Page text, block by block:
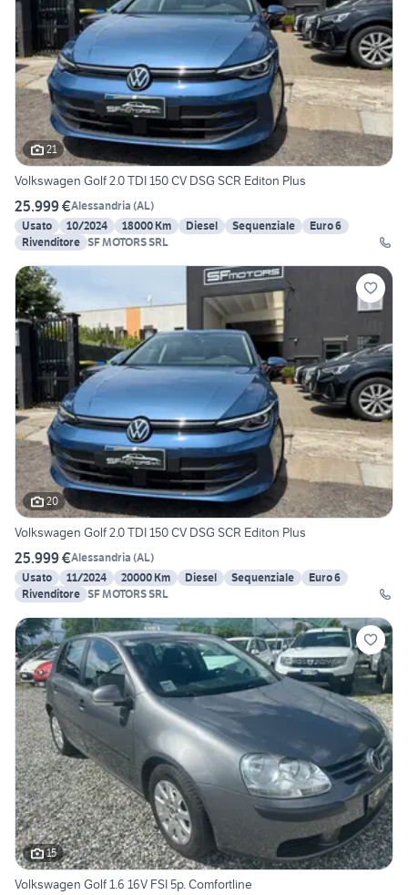
21
Volkswagen Golf 2.0 TDI 150 CV DSG SCR Editon Plus
25.999 €Alessandria (AL)
Usato
10/2024 18000 Km Diesel Sequenziale
Euro 6
Rivenditore SF MOTORS SRL
20
Volkswagen Golf 2.0 TDI 150 CV DSG SCR Editon Plus
25.999 €Alessandria (AL)
Usato
11/2024 20000 Km Diesel Sequenziale
Euro 6
Rivenditore SF MOTORS SRL
15
Volkswagen Golf 1.6 16V FSI 5p. Comfortline